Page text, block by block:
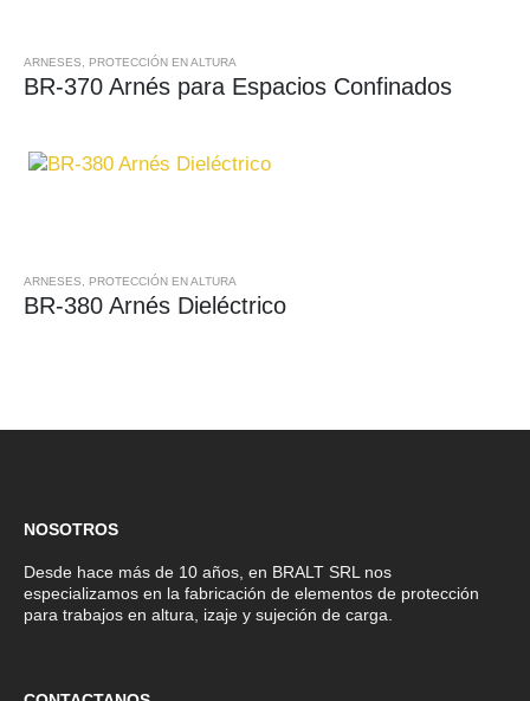
ARNESES PROTECCIÓN EN ALTURA
BR-370 Arnés para Espacios Confinados
ARNESES PROTECCIÓN EN ALTURA
BR-380 Arnés Dieléctrico
NOSOTROS
Desde hace más de 10 años, en BRALT SRL nos
especializamos en la fabricación de elementos de protección
para trabajos en altura, izaje y sujeción de carga.